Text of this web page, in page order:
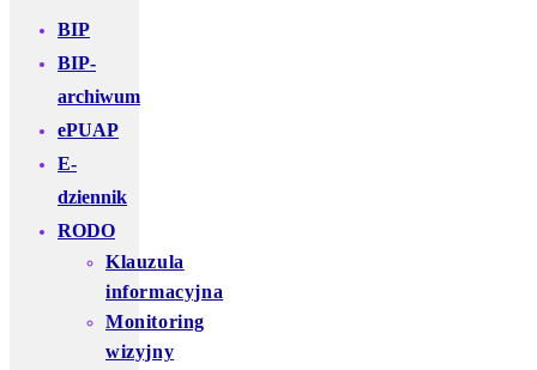
BIP
BIP-
archiwum
ePUAP
E-
dziennik
RODO
Klauzula
informacyjna
Monitoring
wizyjny